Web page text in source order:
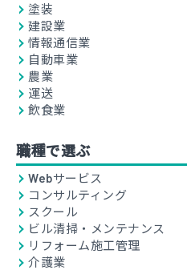
塗装
建設業
情報通信業
自動車業
農業
運送
飲食業
職種で選ぶ
Webサービス
コンサルティング
スクール
ビル清掃・メンテナンス
リフォーム施工管理
介護業